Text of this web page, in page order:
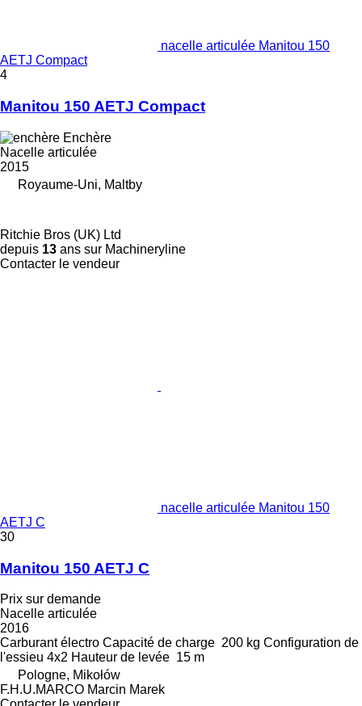
nacelle articulée Manitou 150
AETJ Compact
4
Manitou 150 AETJ Compact
Enchère
Nacelle articulée
2015
Royaume-Uni, Maltby
Ritchie Bros (UK) Ltd
depuis 13 ans sur Machineryline
Contacter le vendeur
nacelle articulée Manitou 150
AETJ C
30
Manitou 150 AETJ C
Prix sur demande
Nacelle articulée
2016
Carburant électro Capacité de charge 200 kg Configuration de
l'essieu 4x2 Hauteur de levée 15 m
Pologne, Mikołów
F.H.U.MARCO Marcin Marek